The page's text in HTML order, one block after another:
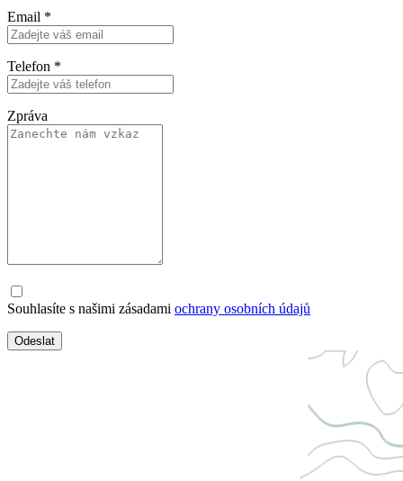
Email *
Telefon *
Zpráva
Souhlasíte s našimi zásadami ochrany osobních údajů
Odeslat